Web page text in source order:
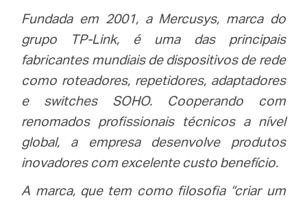
Fundada em 2001, a Mercusys, marca do
grupo TP-Link, é uma das principais
fabricantes mundiais de dispositivos de rede
como roteadores, repetidores, adaptadores
e switches SOHO. Cooperando com
renomados profissionais técnicos a nível
global, a empresa desenvolve produtos
inovadores com excelente custo benefício.
A marca, que tem como filosofia “criar um